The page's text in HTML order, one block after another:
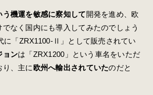
う機運を敏感に察知して 開発を進め、欧
なく国内にも導入してみたのでしょう
に「ZRX1100-Ⅱ」として販売されてい
ョンは「ZRX1200」という車名をいただ
り、主に 欧州へ輸出されていたのだと